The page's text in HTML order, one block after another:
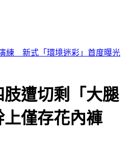
雨特報 這地區「下到發紅」
遭切剩「大腿
僅存花內褲